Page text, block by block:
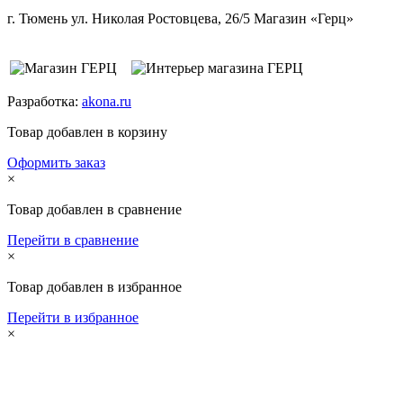
г. Тюмень ул. Николая Ростовцева, 26/5 Магазин «Герц»
Разработка: akona.ru
Товар добавлен в корзину
Оформить заказ
×
Товар добавлен в сравнение
Перейти в сравнение
×
Товар добавлен в избранное
Перейти в избранное
×